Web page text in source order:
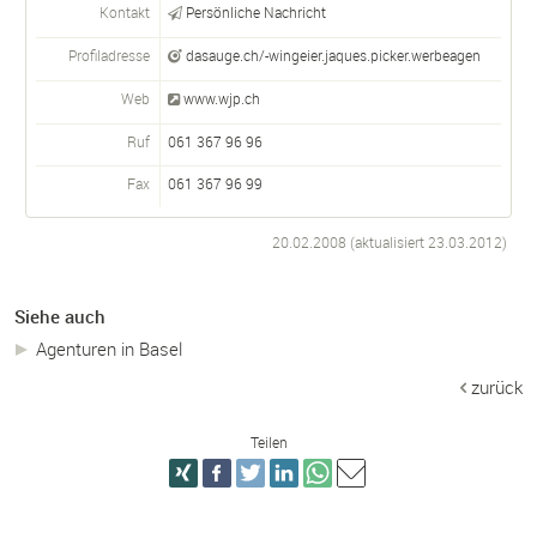
Kontakt Persönliche Nachricht
Profiladresse dasauge.ch/-wingeier.jaques.picker.werbeagen
Web www.wjp.ch
Ruf 061 367 96 96
Fax 061 367 96 99
20.02.2008 (aktualisiert 23.03.2012)
Siehe auch
Agenturen in Basel
zurück
Teilen